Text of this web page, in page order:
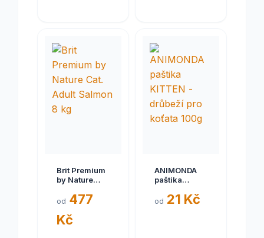
Brit Premium
by Nature
Salmon 8 kg
od 477
Kč
ANIMONDA
paštika
drůbeží pro
od 21 Kč